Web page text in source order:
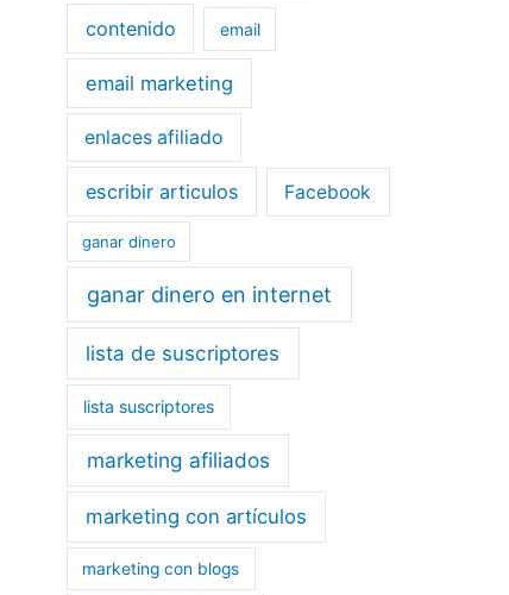
contenido email
email marketing
enlaces afiliado
escribir articulos Facebook
ganar dinero
ganar dinero en internet
lista de suscriptores
lista suscriptores
marketing afiliados
marketing con artículos
marketing con blogs